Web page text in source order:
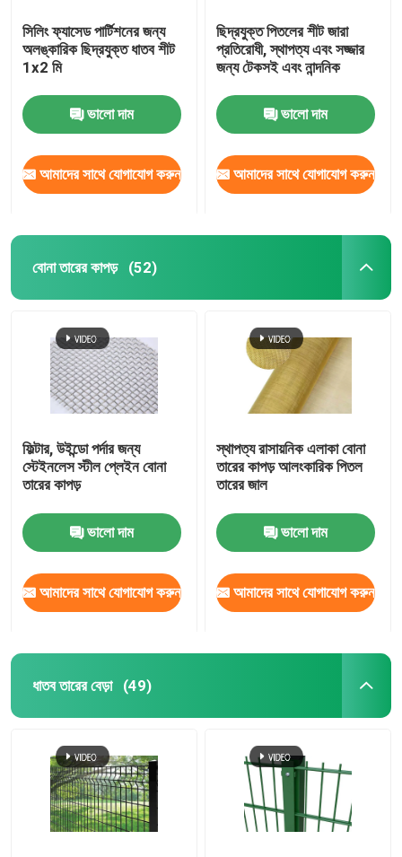
সিলিং ফ্যাসেড পার্টিশনের জন্য
অলঙ্কারিক ছিদ্রযুক্ত ধাতব শীট
1x2 মি
ভালো দাম
আমাদের সাথে যোগাযোগ করুন
ছিদ্রযুক্ত পিতলের শীট জারা
প্রতিরোধী, স্থাপত্য এবং সজ্জার
জন্য টেকসই এবং নান্দনিক
ভালো দাম
আমাদের সাথে যোগাযোগ করুন
বোনা তারের কাপড় (52)
ফিল্টার, উইন্ডো পর্দার জন্য
স্টেইনলেস স্টীল প্লেইন বোনা
তারের কাপড়
ভালো দাম
আমাদের সাথে যোগাযোগ করুন
স্থাপত্য রাসায়নিক এলাকা বোনা
তারের কাপড় আলংকারিক পিতল
তারের জাল
ভালো দাম
আমাদের সাথে যোগাযোগ করুন
ধাতব তারের বেড়া (49)